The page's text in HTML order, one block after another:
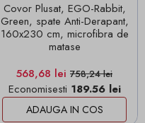
Covor Plusat, EGO-Rabbit,
Green, spate Anti-Derapant,
160x230 cm, microfibra de
matase
Pret
568,68 lei Pret de baza
758,24 lei
Economisesti 189.56 lei
ADAUGA IN COS